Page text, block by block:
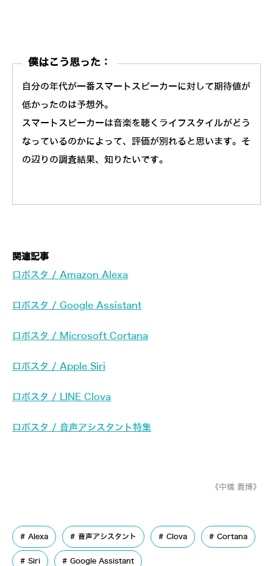
僕はこう思った：
自分の年代が一番スマートスピーカーに対して期待値が
低かったのは予想外。
スマートスピーカーは音楽を聴くライフスタイルがどう
なっているのかによって、評価が別れると思います。そ
の辺りの調査結果、知りたいです。
関連記事
ロボスタ / Amazon Alexa
ロボスタ / Google Assistant
ロボスタ / Microsoft Cortana
ロボスタ / Apple Siri
ロボスタ / LINE Clova
ロボスタ / 音声アシスタント特集
《中橋 義博》
Alexa 音声アシスタント Clova Cortana
Siri Google Assistant